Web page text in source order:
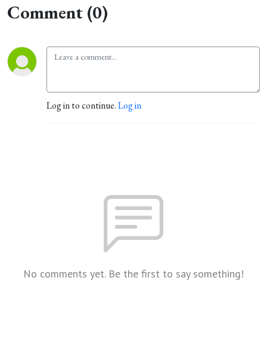
Comment (0)
Log in to continue.Log in
No comments yet. Be the first to say something!